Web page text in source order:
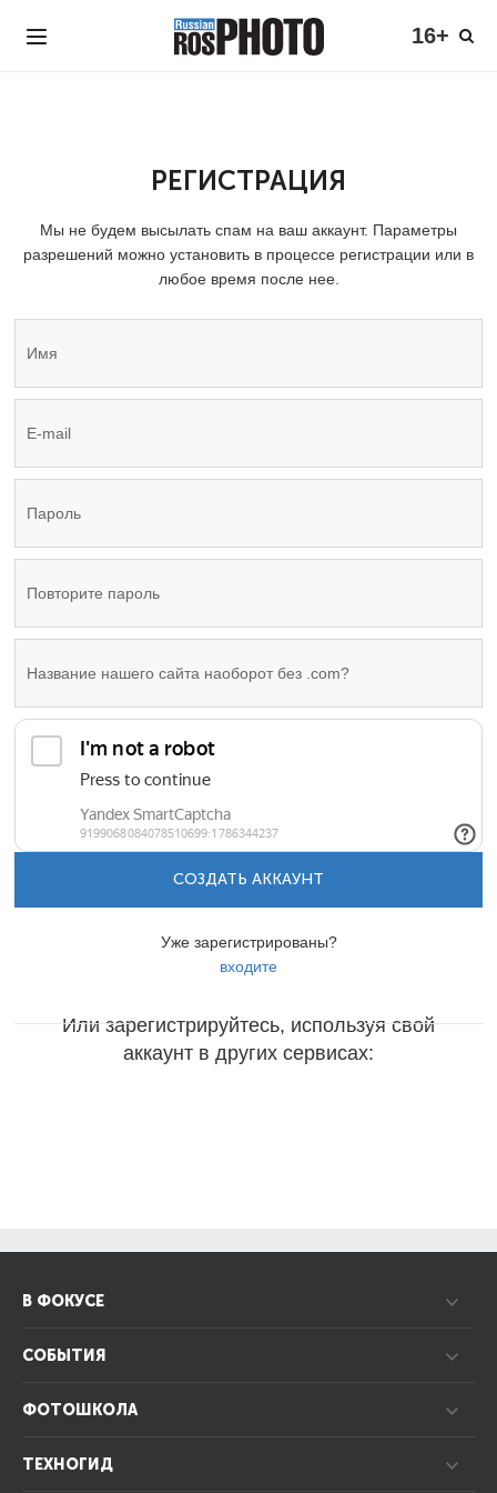
16+
РЕГИСТРАЦИЯ
Мы не будем высылать спам на ваш аккаунт. Параметры
разрешений можно установить в процессе регистрации или в
любое время после нее.
СОЗДАТЬ АККАУНТ
Уже зарегистрированы?
входите
Или зарегистрируйтесь, используя свой
аккаунт в других сервисах:
В ФОКУСЕ
СОБЫТИЯ
ФОТОШКОЛА
ТЕХНОГИД